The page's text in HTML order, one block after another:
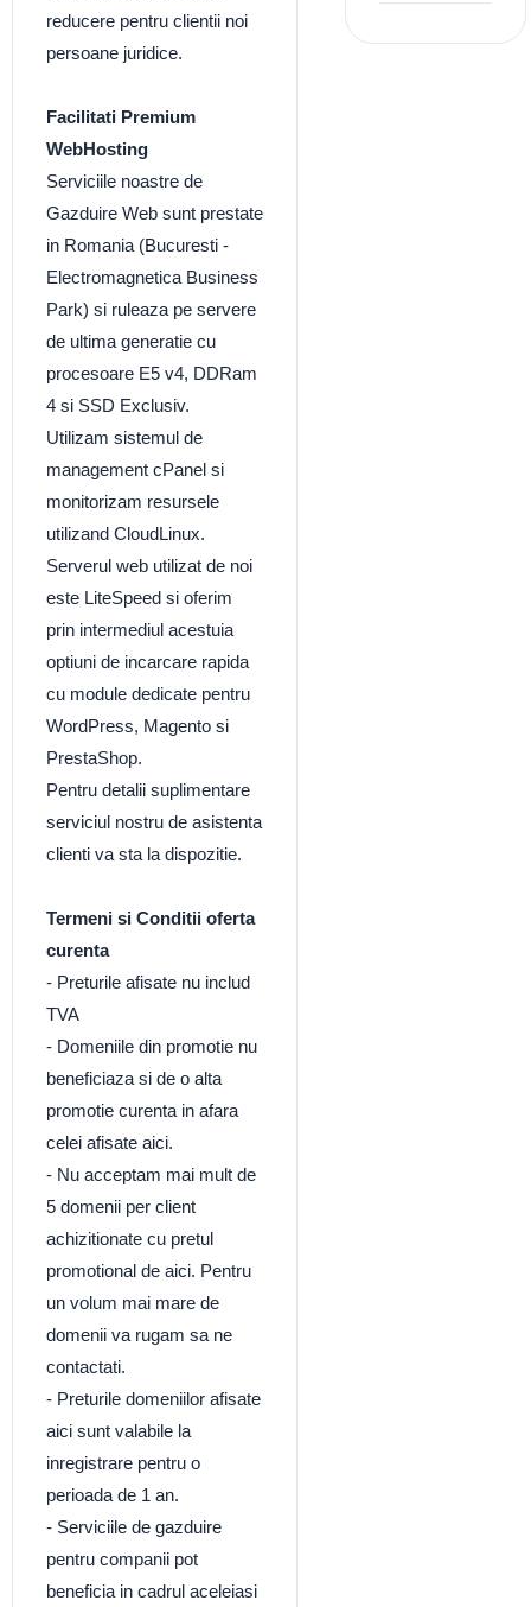
reducere pentru clientii noi
persoane juridice.
Facilitati Premium
WebHosting
Serviciile noastre de
Gazduire Web sunt prestate
in Romania (Bucuresti -
Electromagnetica Business
Park) si ruleaza pe servere
de ultima generatie cu
procesoare E5 v4, DDRam
4 si SSD Exclusiv.
Utilizam sistemul de
management cPanel si
monitorizam resursele
utilizand CloudLinux.
Serverul web utilizat de noi
este LiteSpeed si oferim
prin intermediul acestuia
optiuni de incarcare rapida
cu module dedicate pentru
WordPress, Magento si
PrestaShop.
Pentru detalii suplimentare
serviciul nostru de asistenta
clienti va sta la dispozitie.
Termeni si Conditii oferta
curenta
- Preturile afisate nu includ
TVA
- Domeniile din promotie nu
beneficiaza si de o alta
promotie curenta in afara
celei afisate aici.
- Nu acceptam mai mult de
5 domenii per client
achizitionate cu pretul
promotional de aici. Pentru
un volum mai mare de
domenii va rugam sa ne
contactati.
- Preturile domeniilor afisate
aici sunt valabile la
inregistrare pentru o
perioada de 1 an.
- Serviciile de gazduire
pentru companii pot
beneficia in cadrul aceleiasi